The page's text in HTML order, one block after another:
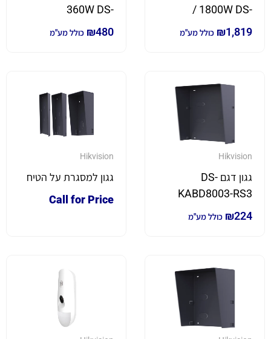
/ 1800W DS-
UPS3000
₪1,819 כולל מע"מ
360W DS-
UPS600(O-STD)EU
₪480 כולל מע"מ
Hikvision
גגון דגם DS-
KABD8003-RS3
₪224 כולל מע"מ
Hikvision
גגון למסגרת על הטיח
Call for Price